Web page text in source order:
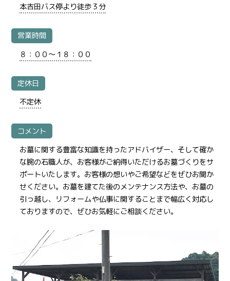
本吉田バス停より徒歩３分
営業時間
８：００～１８：００
定休日
不定休
コメント
お墓に関する豊富な知識を持ったアドバイザー、そして確か
な腕の石職人が、お客様がご納得いただけるお墓づくりをサ
ポートいたします。お客様の想いやご希望などをぜひお聞か
せください。お墓を建てた後のメンテナンス方法や、お墓の
引っ越し、リフォームや仏事に関することまで幅広く対応し
ておりますので、ぜひお気軽にご相談ください。